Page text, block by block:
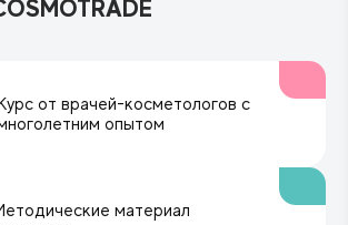
от врачей-косметологов с
опытом
материал